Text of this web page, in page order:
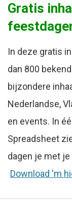
Gratis
In deze gratis
dan 800
bijzondere
Nederlandse,
en events. In
Spreadsheet
dagen je met
Download 'm